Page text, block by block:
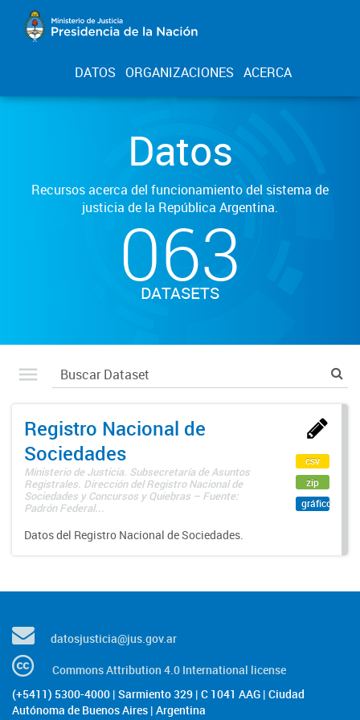
DATOS ORGANIZACIONES ACERCA
Datos
Recursos acerca del funcionamiento del sistema de
justicia de la República Argentina.
063
DATASETS
Registro Nacional de
Sociedades
Ministerio de Justicia. Subsecretaría de Asuntos
Registrales. Dirección del Registro Nacional de
Sociedades y Concursos y Quiebras – Fuente:
Padrón Federal...
Datos del Registro Nacional de Sociedades.
csv
zip
gráfico
datosjusticia@jus.gov.ar
Commons Attribution 4.0 International license
(+5411) 5300-4000 | Sarmiento 329 | C 1041 AAG | Ciudad
Autónoma de Buenos Aires | Argentina